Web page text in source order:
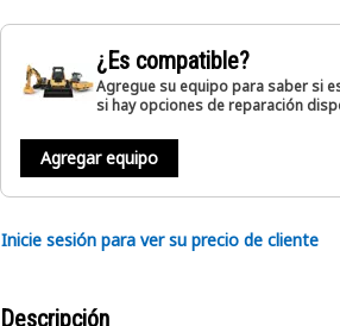
¿Es compatible?
Agregue su equipo para saber si
si hay opciones de reparación
Agregar equipo
Inicie sesión para ver su precio de cliente
Descripción